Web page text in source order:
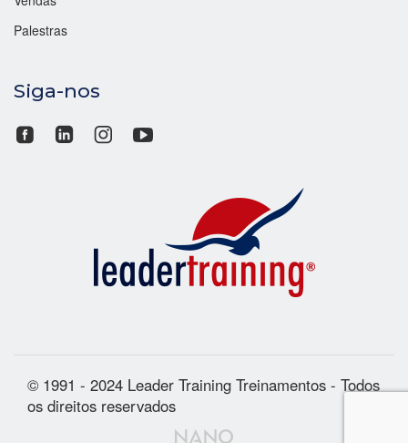
Palestras
Siga-nos
© 1991 - 2024 Leader Training Treinamentos - Todos
os direitos reservados